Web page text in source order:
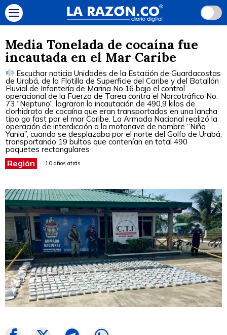
Media Tonelada de cocaína fue
incautada en el Mar Caribe
Escuchar noticia Unidades de la Estación de Guardacostas
de Urabá, de la Flotilla de Superficie del Caribe y del Batallón
Fluvial de Infantería de Marina No.16 bajo el control
operacional de la Fuerza de Tarea contra el Narcotráfico No.
73 “Neptuno”, lograron la incautación de 490,9 kilos de
clorhidrato de cocaína que eran transportados en una lancha
tipo go fast por el mar Caribe. La Armada Nacional realizó la
operación de interdicción a la motonave de nombre “Niña
Yania”, cuando se desplazaba por el norte del Golfo de Urabá,
transportando 19 bultos que contenían en total 490
paquetes rectangulares
Región 10 años atrás